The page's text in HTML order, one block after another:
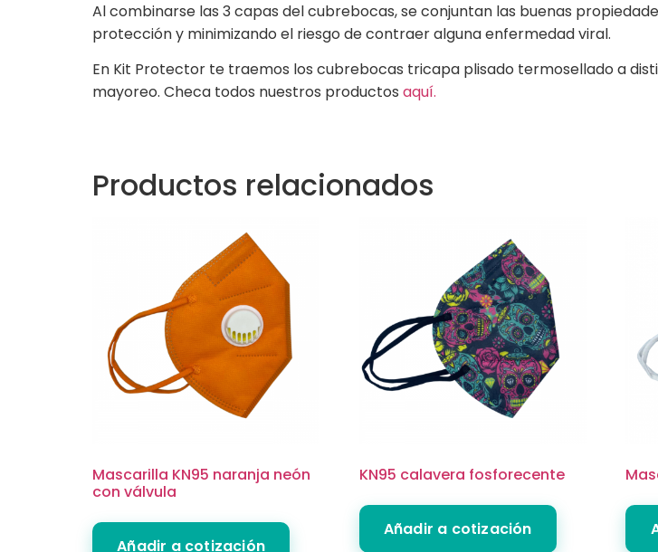
Al combinarse las 3 capas del cubrebocas, se conjuntan las buenas
protección y minimizando el riesgo de contraer alguna enfermedad viral.
En Kit Protector te traemos los cubrebocas tricapa plisado termosellado a
mayoreo. Checa todos nuestros productos aquí.
Productos relacionados
Mascarilla KN95 naranja neón
con válvula
Añadir a cotización
KN95 calavera fosforecente
Añadir a cotización